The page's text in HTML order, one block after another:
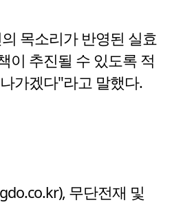
목소리가 반영된 실효
이 추진될 수 있도록 적
가겠다"라고 말했다.
무단전재 및